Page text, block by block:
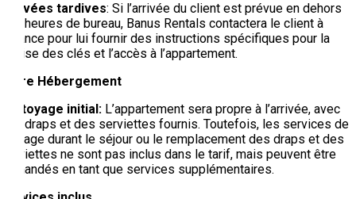
Arrivées tardives: Si l’arrivée du client est prévue en dehors
des heures de bureau, Banus Rentals contactera le client à
l’avance pour lui fournir des instructions spécifiques pour la
remise des clés et l’accès à l’appartement.
Votre Hébergement
Nettoyage initial: L’appartement sera propre à l’arrivée, avec
des draps et des serviettes fournis. Toutefois, les services de
ménage durant le séjour ou le remplacement des draps et des
serviettes ne sont pas inclus dans le tarif, mais peuvent être
demandés en tant que services supplémentaires.